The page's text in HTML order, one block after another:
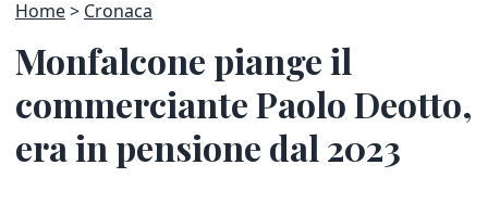
Home Cronaca
Monfalcone piange il
commerciante Paolo Deotto,
era in pensione dal 2023